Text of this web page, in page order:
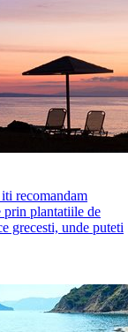
recomandam
prin plantatiile de
grecesti, unde puteti